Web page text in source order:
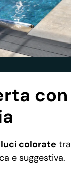
con
luci colorate
e suggestiva.